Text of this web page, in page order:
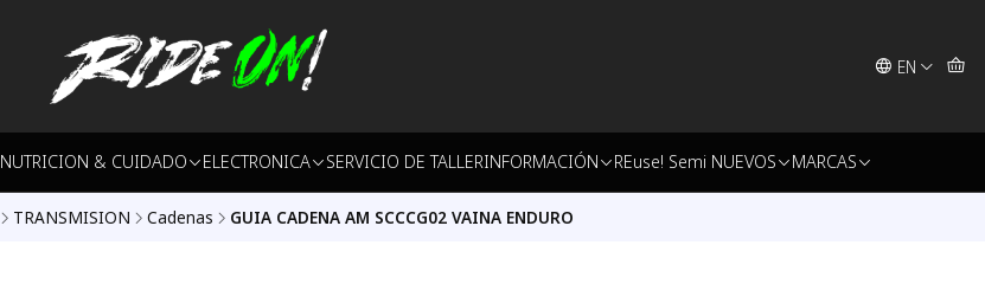
EN
NUTRICION & CUIDADO ELECTRONICA SERVICIO DE TALLERINFORMACIÓN REuse! Semi NUEVOS MARCAS
TRANSMISION Cadenas GUIA CADENA AM SCCCG02 VAINA ENDURO